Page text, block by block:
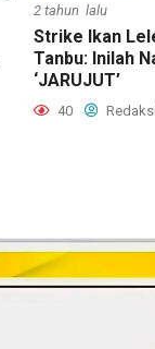
2 tahun lalu
Strike Ikan
Tanbu: Inilah
‘JARUJUT’
40 Redaksi